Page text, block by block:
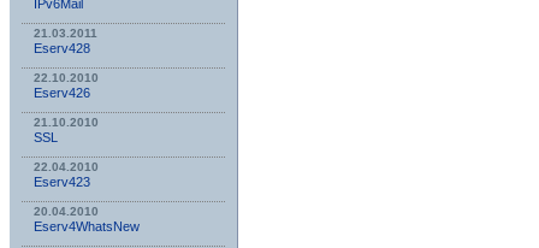
IPv6Mail
21.03.2011
Eserv428
22.10.2010
Eserv426
21.10.2010
SSL
22.04.2010
Eserv423
20.04.2010
Eserv4WhatsNew